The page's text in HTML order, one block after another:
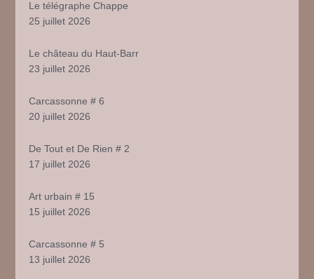
Le télégraphe Chappe
25 juillet 2026
Le château du Haut-Barr
23 juillet 2026
Carcassonne # 6
20 juillet 2026
De Tout et De Rien # 2
17 juillet 2026
Art urbain # 15
15 juillet 2026
Carcassonne # 5
13 juillet 2026